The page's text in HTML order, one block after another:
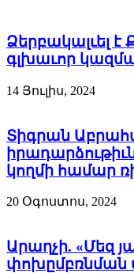
Ձերբակալւել
գլխաւոր
14 Յուլիս, 2024
Տիգրան
կողմի համար
20 Օգոստոս, 2024
Արաղչի. «Մեզ
փոխըմբռնման